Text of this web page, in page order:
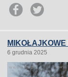
6 grudnia 2025